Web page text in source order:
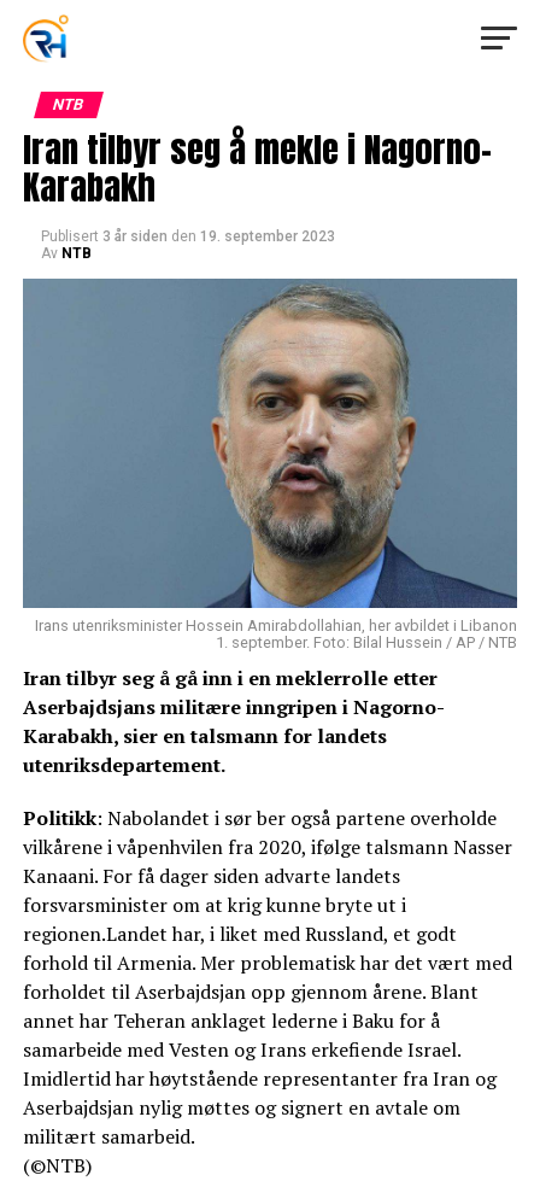
NTB
Iran tilbyr seg å mekle i Nagorno-
Karabakh
Publisert 3 år siden den 19. september 2023
Av NTB
Irans utenriksminister Hossein Amirabdollahian, her avbildet i Libanon
1. september. Foto: Bilal Hussein / AP / NTB
Iran tilbyr seg å gå inn i en meklerrolle etter
Aserbajdsjans militære inngripen i Nagorno-
Karabakh, sier en talsmann for landets
utenriksdepartement.
Politikk: Nabolandet i sør ber også partene overholde
vilkårene i våpenhvilen fra 2020, ifølge talsmann Nasser
Kanaani. For få dager siden advarte landets
forsvarsminister om at krig kunne bryte ut i
regionen.Landet har, i liket med Russland, et godt
forhold til Armenia. Mer problematisk har det vært med
forholdet til Aserbajdsjan opp gjennom årene. Blant
annet har Teheran anklaget lederne i Baku for å
samarbeide med Vesten og Irans erkefiende Israel.
Imidlertid har høytstående representanter fra Iran og
Aserbajdsjan nylig møttes og signert en avtale om
militært samarbeid.
(©NTB)